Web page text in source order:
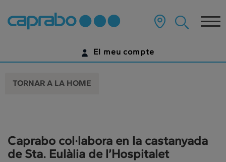
contingut
pàgina
El meu compte
TORNAR A LA HOME
Caprabo col·labora en la castanyada
de Sta. Eulàlia de l’Hospitalet